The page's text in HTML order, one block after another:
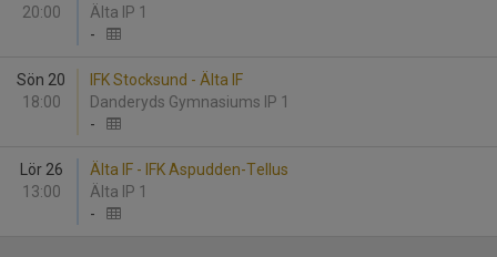
20:00
Älta IP 1
-
Sön 20
18:00
IFK Stocksund - Älta IF
Danderyds Gymnasiums IP 1
-
Lör 26
13:00
Älta IF - IFK Aspudden-Tellus
Älta IP 1
-